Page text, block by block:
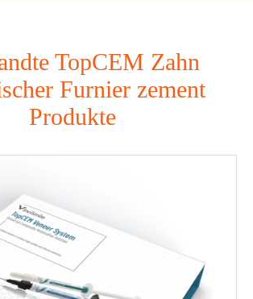
TopCEM Zahn
Furnier zement
Produkte